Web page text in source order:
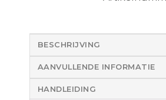
BESCHRIJVING
AANVULLENDE INFORMATIE
HANDLEIDING